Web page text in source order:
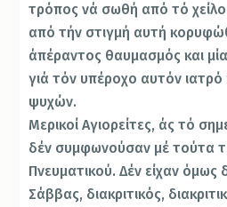
τρόπος νά σωθή από τό
από τήν στιγμή αυτή
άπέραντος θαυμασμός και
γιά τόν υπέροχο αυτόν
ψυχών.
Μερικοί Αγιορείτες, άς τό
δέν συμφωνούσαν μέ τούτα
Πνευμα­τικού. Δέν είχαν όμως
Σάββας, δια­κριτικός,